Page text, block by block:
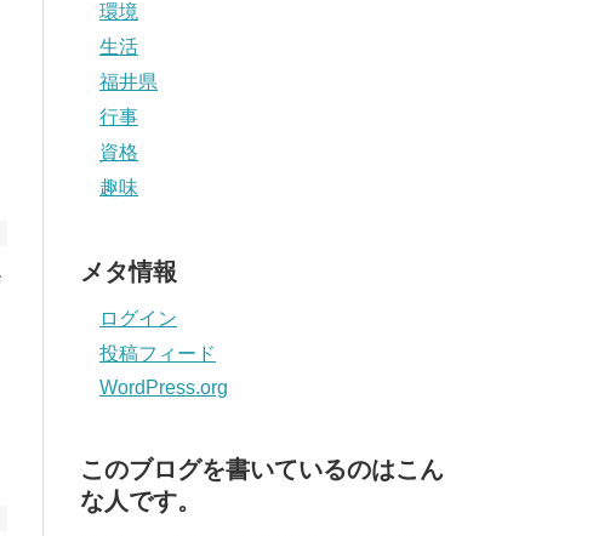
環境
生活
福井県
行事
資格
趣味
メタ情報
ログイン
投稿フィード
WordPress.org
このブログを書いているのはこん
な人です。